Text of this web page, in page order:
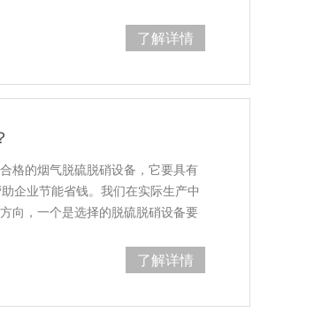
了解详情
格的烟气脱硫脱硝设备，它要具有
企业节能省钱。我们在实际生产中
向，一个是选择的脱硫脱硝设备要
了解详情